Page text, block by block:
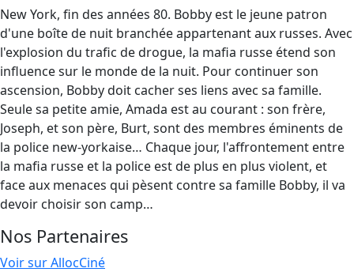
New York, fin des années 80. Bobby est le jeune patron
d'une boîte de nuit branchée appartenant aux russes. Avec
l'explosion du trafic de drogue, la mafia russe étend son
influence sur le monde de la nuit. Pour continuer son
ascension, Bobby doit cacher ses liens avec sa famille.
Seule sa petite amie, Amada est au courant : son frère,
Joseph, et son père, Burt, sont des membres éminents de
la police new-yorkaise… Chaque jour, l'affrontement entre
la mafia russe et la police est de plus en plus violent, et
face aux menaces qui pèsent contre sa famille Bobby, il va
devoir choisir son camp…
Nos Partenaires
Voir sur AllocCiné